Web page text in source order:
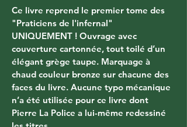
Ce livre reprend le premier tome des
"Praticiens de l'infernal"
UNIQUEMENT ! Ouvrage avec
couverture cartonnée, tout toilé d’un
élégant grège taupe. Marquage à
chaud couleur bronze sur chacune des
faces du livre. Aucune typo mécanique
n’a été utilisée pour ce livre dont
Pierre La Police a lui-même redessiné